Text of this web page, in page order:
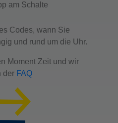
am Schalte
Codes, wann Sie
und rund um die Uhr.
Moment Zeit und wir
der FAQ